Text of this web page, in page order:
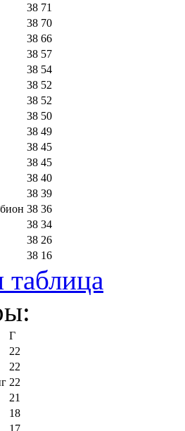
38 71
38 70
38 66
38 57
38 54
38 52
38 52
38 50
38 49
38 45
38 45
38 40
38 39
38 36
38 34
38 26
38 16
Г
22
22
22
21
18
17